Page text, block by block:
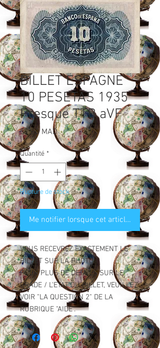
BILLET ESPAGNE
10 PESETAS 1935
Presque TTB aVF
57,00 MADPrix
Quantité *
Rupture de stock
Me notifier lorsque cet article est
VOUS RECEVREZ EXACTEMENT LE
BILLET SUR LA PHOTO.
POUR PLUS DE DETAILS SUR LE
GRADE / L'ETAT DU BILLET, VEUILLEZ
VOIR "LA QUESTION 2" DE LA
RUBRIQUE "AIDE".